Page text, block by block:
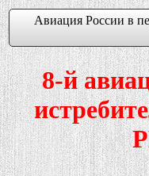
Авиация России в
8-й